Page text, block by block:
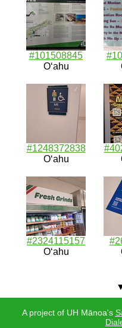
#101508845
Oʻahu
#1248372838
Oʻahu
#2324115157
Oʻahu
A project of UH Mānoa's